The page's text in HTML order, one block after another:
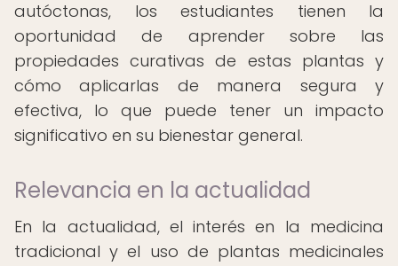
autóctonas, los estudiantes tienen la
oportunidad de aprender sobre las
propiedades curativas de estas plantas y
cómo aplicarlas de manera segura y
efectiva, lo que puede tener un impacto
significativo en su bienestar general.
Relevancia en la actualidad
En la actualidad, el interés en la medicina
tradicional y el uso de plantas medicinales